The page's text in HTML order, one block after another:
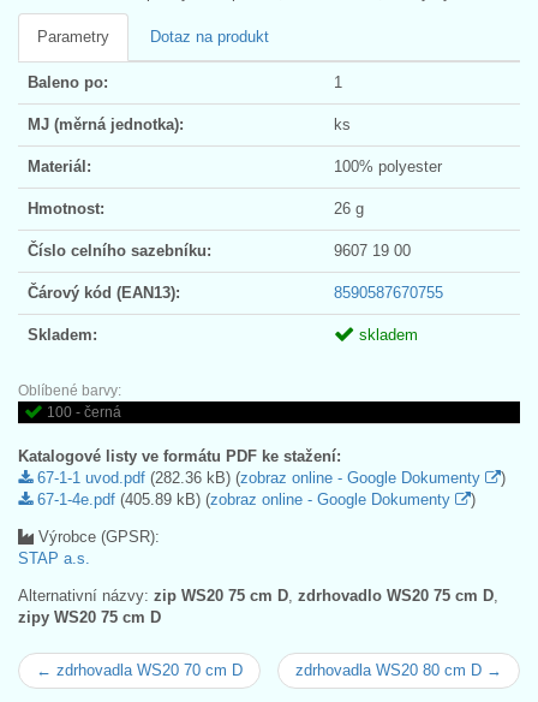
Parametry Dotaz na produkt
Baleno po: 1
MJ (měrná jednotka): ks
Materiál: 100% polyester
Hmotnost: 26 g
Číslo celního sazebníku: 9607 19 00
Čárový kód (EAN13): 8590587670755
Skladem: skladem
Oblíbené barvy:
100 - černá
Katalogové listy ve formátu PDF ke stažení:
67-1-1 uvod.pdf (282.36 kB) (zobraz online - Google Dokumenty
)
67-1-4e.pdf (405.89 kB) (zobraz online - Google Dokumenty )
Výrobce (GPSR):
STAP a.s.
Alternativní názvy: zip WS20 75 cm D zdrhovadlo WS20 75 cm D
zipy WS20 75 cm D
← zdrhovadla WS20 70 cm D zdrhovadla WS20 80 cm D →